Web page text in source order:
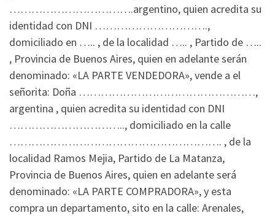
…………………………….argentino, quien acredita su
identidad con DNI ………………………….,
domiciliado en ….. , de la localidad ….. , Partido de …..
, Provincia de Buenos Aires, quien en adelante serán
denominado: «LA PARTE VENDEDORA», vende a el
señorita: Doña …………………………………………,
argentina , quien acredita su identidad con DNI
………………………….., domiciliado en la calle
…………………………………………………. , de la
localidad Ramos Mejia, Partido de La Matanza,
Provincia de Buenos Aires, quien en adelante será
denominado: «LA PARTE COMPRADORA», y esta
compra un departamento, sito en la calle: Arenales,